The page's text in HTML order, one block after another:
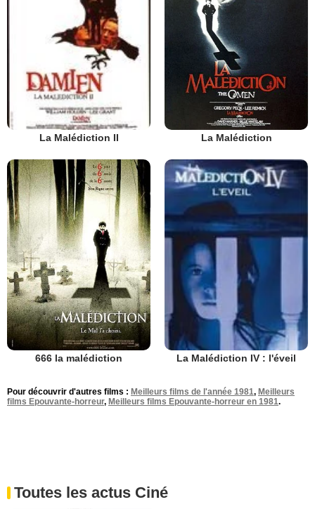
La Malédiction II La Malédiction
666 la malédiction La Malédiction IV : l'éveil
Pour découvrir d'autres films : Meilleurs films de l'année 1981, Meilleurs
films Epouvante-horreur, Meilleurs films Epouvante-horreur en 1981.
Toutes les actus Ciné